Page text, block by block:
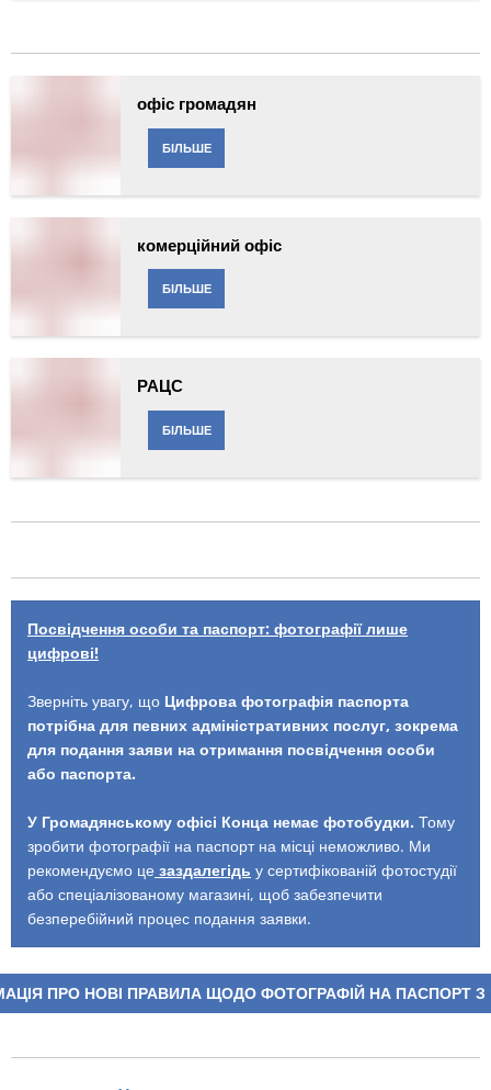
офіс громадян
БІЛЬШЕ
комерційний офіс
БІЛЬШЕ
РАЦС
БІЛЬШЕ
Посвідчення особи та паспорт: фотографії лише
цифрові!
Зверніть увагу, що Цифрова фотографія паспорта
потрібна для певних адміністративних послуг, зокрема
для подання заяви на отримання посвідчення особи
або паспорта.
У Громадянському офісі Конца немає фотобудки. Тому
зробити фотографії на паспорт на місці неможливо. Ми
рекомендуємо це заздалегідь у сертифікованій фотостудії
або спеціалізованому магазині, щоб забезпечити
безперебійний процес подання заявки.
ПРО НОВІ ПРАВИЛА ЩОДО ФОТОГРАФІЙ НА ПАСПОРТ З